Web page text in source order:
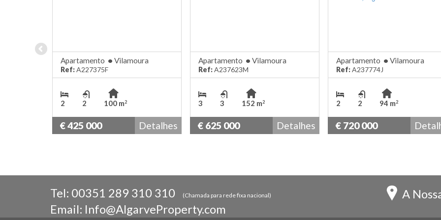
Apartamento • Vilamoura
Ref:A227375F
2 2 100 m2
€ 425 000 Detalhes
Apartamento • Vilamoura
Ref:A237623M
3 3 152 m2
€ 625 000 Detalhes
Apartamento • Vilamoura
Ref:A237774J
2 2 94 m2
€ 720 000
Tel: 00351 289 310 310 (Chamada para rede fixa nacional)
Email: Info@AlgarveProperty.com
A